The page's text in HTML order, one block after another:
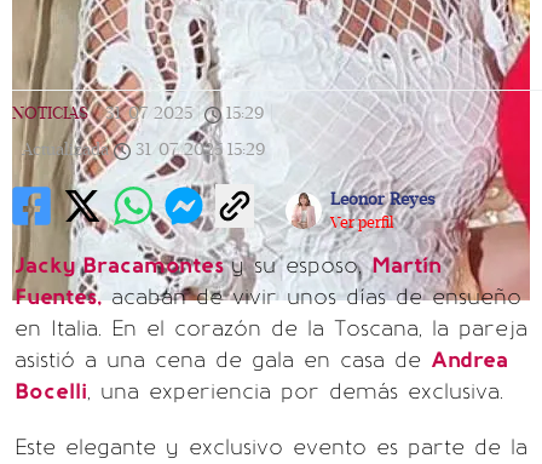
NOTICIAS | 31/07/2025 | 15:29
Actualizada
31/07/2025 15:29
Leonor Reyes
Ver perfil
Jacky Bracamontesy su esposo,Martín
Fuentes,acaban de vivir unos días de ensueño
en Italia. En el corazón de la Toscana, la pareja
asistió a una cena de gala en casa de Andrea
Bocelli, una experiencia por demás exclusiva.
Este elegante y exclusivo evento es parte de la